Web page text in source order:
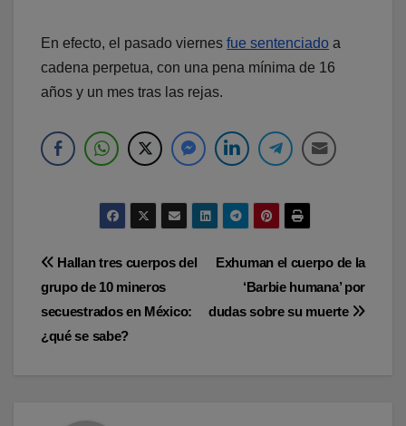
En efecto, el pasado viernes fue sentenciado a
cadena perpetua, con una pena mínima de 16
años y un mes tras las rejas.
Navegación
de
entradas
Exhuman el cuerpo de la
‘Barbie humana’ por
dudas sobre su muerte
Hallan tres cuerpos del
grupo de 10 mineros
secuestrados en México:
¿qué se sabe?